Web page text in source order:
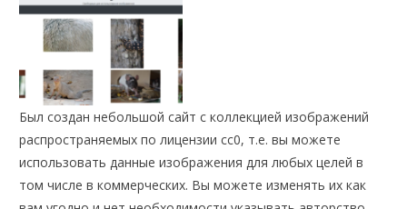
Был создан небольшой сайт с коллекцией изображений
распространяемых по лицензии cc0, т.е. вы можете
использовать данные изображения для любых целей в
том числе в коммерческих. Вы можете изменять их как